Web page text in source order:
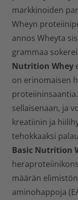
markkinoiden
Wheyn
annos Wheyta
grammaa
Nutrition Whey
on erinomaisen
sellaisenaan, ja
kreatiinin ja
tehokkaaksi
Basic Nutrition
määrän
aminohappoja